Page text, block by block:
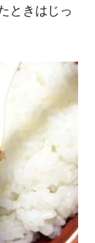
ときはじっ